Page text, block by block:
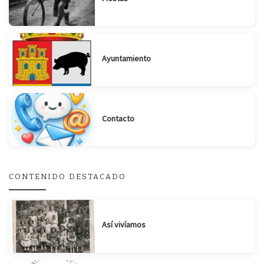
Ayuntamiento
Contacto
CONTENIDO DESTACADO
Así vivíamos